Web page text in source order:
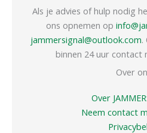
Als je advies of hulp nodig
ons opnemen op
jammersignal@outlook.com.
binnen 24 uur contact
Over
Over
Neem contact